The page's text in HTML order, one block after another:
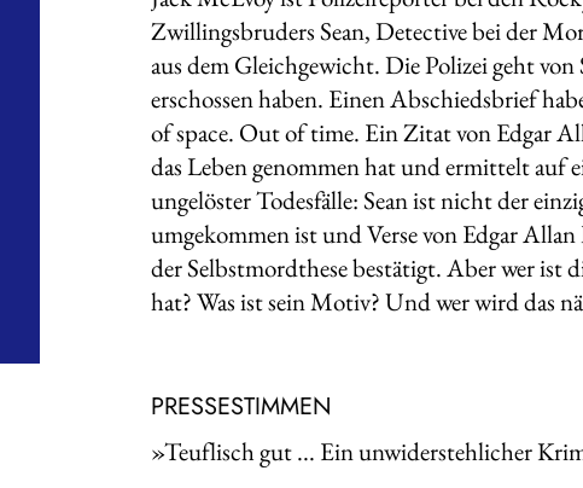
Zwillingsbruders Sean, Detective bei der
aus dem Gleichgewicht. Die Polizei geht
erschossen haben. Einen Abschiedsbrief
of space. Out of time. Ein Zitat von Edgar
das Leben genommen hat und ermittelt auf
ungelöster Todesfälle: Sean ist nicht der
umgekommen ist und Verse von Edgar Allan
der Selbstmordthese bestätigt. Aber wer ist
hat? Was ist sein Motiv? Und wer wird das
PRESSESTIMMEN
»Teuflisch gut ... Ein unwiderstehlicher